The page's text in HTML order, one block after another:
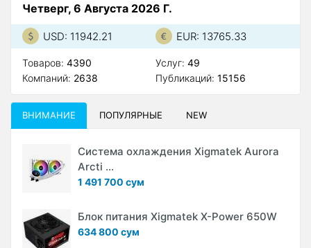
Четверг, 6 Августа 2026 Г.
USD: 11942.21 EUR: 13765.33
Товаров: 4390
Компаний: 2638
Услуг: 49
Публикаций: 15156
ВНИМАНИЕ ПОПУЛЯРНЫЕ NEW
Система охлаждения Xigmatek Aurora
Arcti ...
1 491 700 сум
Блок питания Xigmatek X-Power 650W
634 800 сум